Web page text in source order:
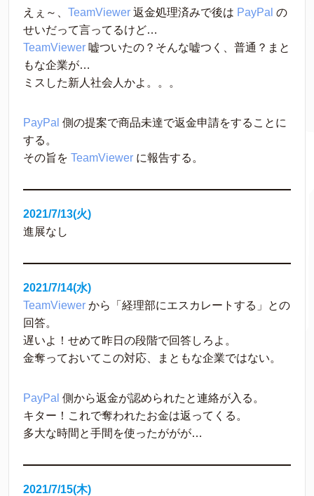
えぇ～、 TeamViewer 返金処理済みで後は PayPal の
せいだって言ってるけど…
TeamViewer 嘘ついたの？そんな嘘つく、普通？まと
もな企業が…
ミスした新人社会人かよ。。。
PayPal 側の提案で商品未達で返金申請をすることに
する。
その旨を TeamViewer に報告する。
2021/7/13(火)
進展なし
2021/7/14(水)
TeamViewer から「経理部にエスカレートする」との
回答。
遅いよ！せめて昨日の段階で回答しろよ。
金奪っておいてこの対応、まともな企業ではない。
PayPal 側から返金が認められたと連絡が入る。
キター！これで奪われたお金は返ってくる。
多大な時間と手間を使ったががが…
2021/7/15(木)